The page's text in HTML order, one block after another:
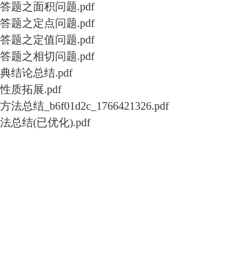
题之面积问题.pdf
题之定点问题.pdf
题之定值问题.pdf
题之相切问题.pdf
结论总结.pdf
质拓展.pdf
总结_b6f01d2c_1766421326.pdf
总结(已优化).pdf